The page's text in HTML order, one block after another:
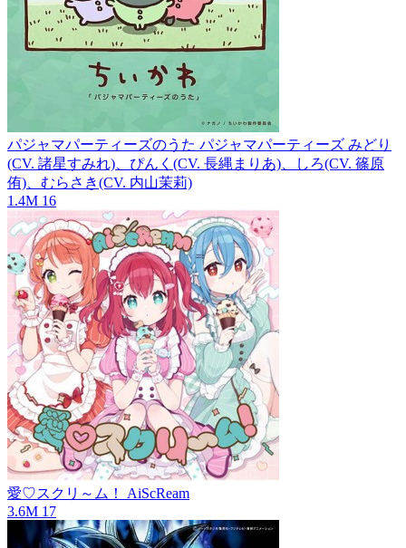
パジャマパーティーズのうた パジャマパーティーズ みどり
(CV. 諸星すみれ)、ぴんく(CV. 長縄まりあ)、しろ(CV. 篠原
侑)、むらさき(CV. 内山茉莉)
1.4M 16
愛♡スクリ～ム！
AiScReam
3.6M 17